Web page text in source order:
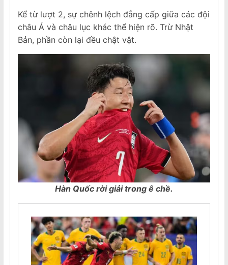
Kể từ lượt 2, sự chênh lệch đẳng cấp giữa các đội
châu Á và châu lục khác thể hiện rõ. Trừ Nhật
Bản, phần còn lại đều chật vật.
Hàn Quốc rời giải trong ê chề.